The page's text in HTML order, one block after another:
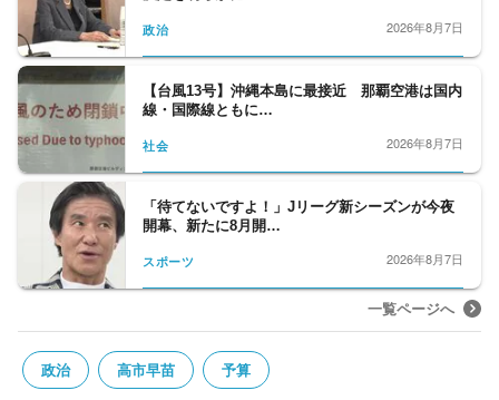
政治 2026年8月7日
【台風13号】沖縄本島に最接近 那覇空港は国内
線・国際線ともに…
社会 2026年8月7日
「待てないですよ！」Jリーグ新シーズンが今夜
開幕、新たに8月開…
スポーツ 2026年8月7日
一覧ページへ
政治 高市早苗 予算